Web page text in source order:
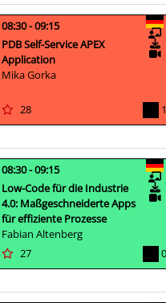
08:30 - 09:15
PDB Self-Service APEX
Application
Mika Gorka
28 1
08:30 - 09:15
Low-Code für die Industrie
4.0: Maßgeschneiderte Apps
für effiziente Prozesse
Fabian Altenberg
27
0